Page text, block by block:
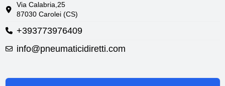
Via Calabria,25
87030 Carolei (CS)
+393773976409
info@pneumaticidiretti.com